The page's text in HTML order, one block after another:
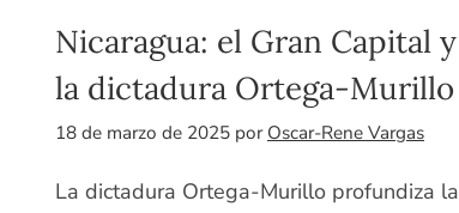
Nicaragua: el Gran Capital y
la dictadura Ortega-Murillo
18 de marzo de 2025 por Oscar-Rene Vargas
La dictadura Ortega-Murillo profundiza la